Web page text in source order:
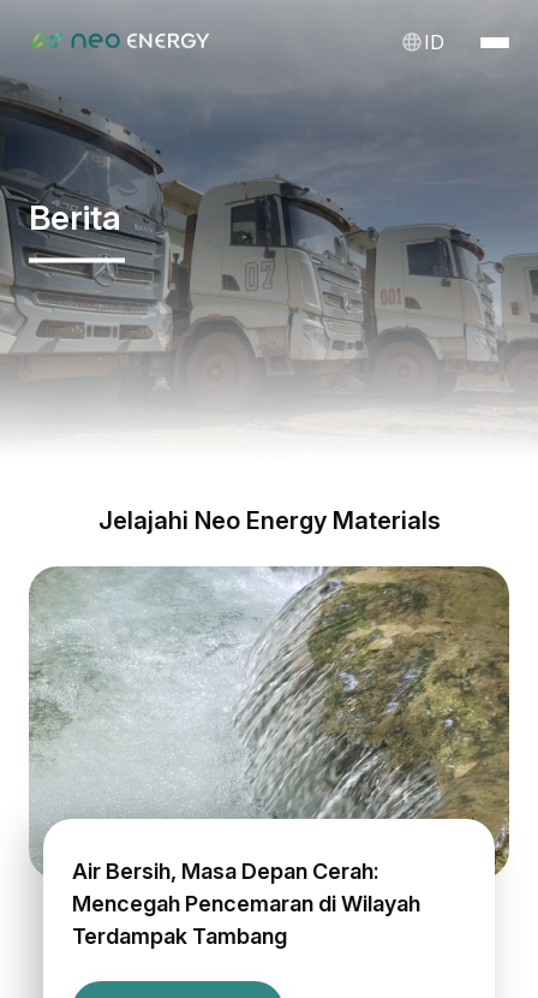
ID
Berita
Jelajahi Neo Energy Materials
Air Bersih, Masa Depan Cerah:
Mencegah Pencemaran di Wilayah
Terdampak Tambang